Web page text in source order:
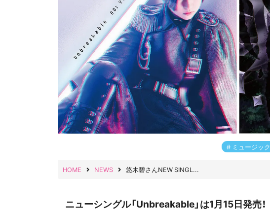
ミュージック
HOME NEWS 悠木碧さんNEW SINGL...
ニューシングル「Unbreakable」は1月15日発売！